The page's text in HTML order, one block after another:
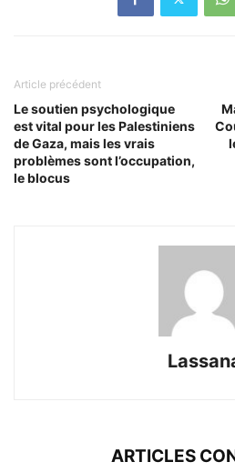
Article précédent
Le soutien psychologique
est vital pour les Palestiniens
de Gaza, mais les vrais
problèmes sont l’occupation,
le blocus
ARTICLES